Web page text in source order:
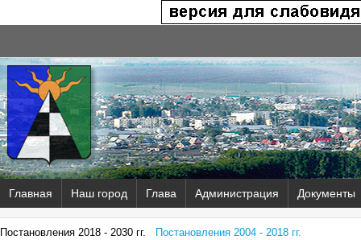
Главная Наш город Глава Администрация Документы
Постановления 2018 - 2030 гг. Постановления 2004 - 2018 гг.